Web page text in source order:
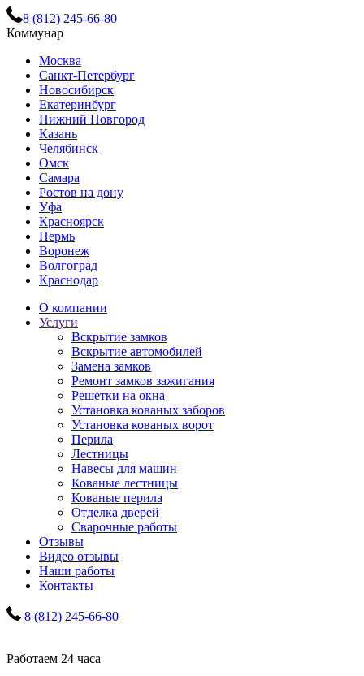
8 (812) 245-66-80
Коммунар
Москва
Санкт-Петербург
Новосибирск
Екатеринбург
Нижний Новгород
Казань
Челябинск
Омск
Самара
Ростов на дону
Уфа
Красноярск
Пермь
Воронеж
Волгоград
Краснодар
О компании
Услуги
Вскрытие замков
Вскрытие автомобилей
Замена замков
Ремонт замков зажигания
Решетки на окна
Установка кованых заборов
Установка кованых ворот
Перила
Лестницы
Навесы для машин
Кованые лестницы
Кованые перила
Отделка дверей
Сварочные работы
Отзывы
Видео отзывы
Наши работы
Контакты
8 (812) 245-66-80
Работаем 24 часа